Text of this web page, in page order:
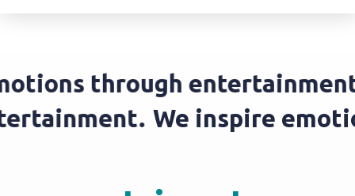
through entertainment.
We inspire